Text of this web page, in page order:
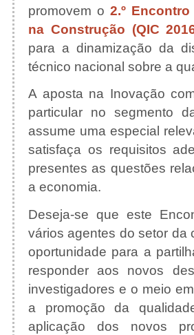
promovem o2.º
na Construção (QIC
para a dinamização da
técnico nacional sobre a
A aposta na Inovação
particular no segmento
assume uma especial
satisfaça os requisitos
presentes as questões
a economia.
Deseja-se que este
vários agentes do setor da
oportunidade para a
responder aos novos
investigadores e o meio
a promoção da
aplicação dos novos